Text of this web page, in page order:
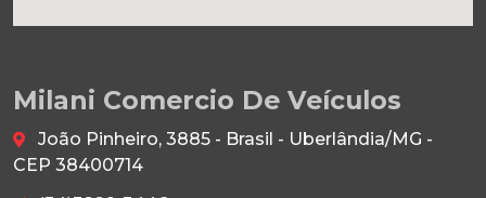
Milani Comercio De Veículos
João Pinheiro, 3885 - Brasil - Uberlândia/MG -
CEP 38400714